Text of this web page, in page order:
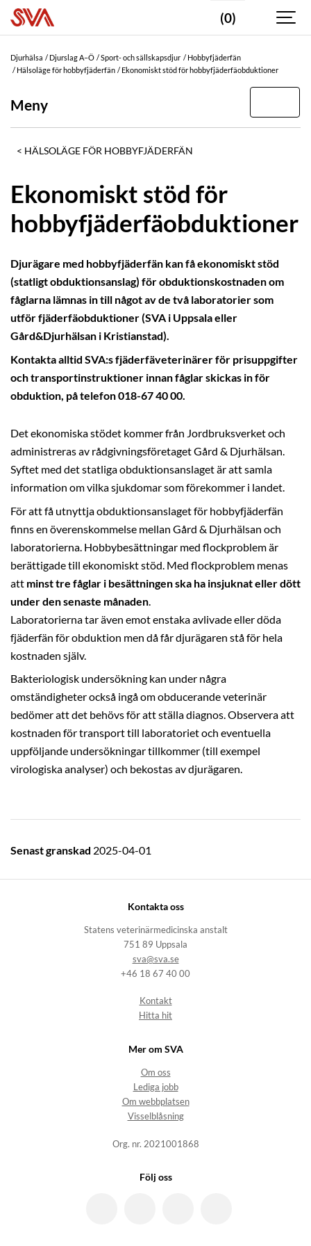
(0)
Djurhälsa Djurslag A–Ö Sport- och sällskapsdjur
Hobbyfjäderfän
Hälsoläge för hobbyfjäderfän
Ekonomiskt stöd för hobbyfjäderfäobduktioner
Meny
HÄLSOLÄGE FÖR HOBBYFJÄDERFÄN
Ekonomiskt stöd för
hobbyfjäderfäobduktioner
Djurägare med hobbyfjäderfän kan få ekonomiskt stöd
(statligt obduktionsanslag) för obduktionskostnaden om
fåglarna lämnas in till något av de två laboratorier som
utför fjäderfäobduktioner (SVA i Uppsala eller
Gård&Djurhälsan i Kristianstad).
Kontakta alltid SVA:s fjäderfäveterinärer för prisuppgifter
och transportinstruktioner innan fåglar skickas in för
obduktion, på telefon 018-67 40 00.
Det ekonomiska stödet kommer från Jordbruksverket och
administreras av rådgivningsföretaget Gård & Djurhälsan.
Syftet med det statliga obduktionsanslaget är att samla
information om vilka sjukdomar som förekommer i landet.
För att få utnyttja obduktionsanslaget för hobbyfjäderfän
finns en överenskommelse mellan Gård & Djurhälsan och
laboratorierna. Hobbybesättningar med flockproblem är
berättigade till ekonomiskt stöd. Med flockproblem menas
att minst tre fåglar i besättningen ska ha insjuknat eller dött
under den senaste månaden.
Laboratorierna tar även emot enstaka avlivade eller döda
fjäderfän för obduktion men då får djurägaren stå för hela
kostnaden själv.
Bakteriologisk undersökning kan under några
omständigheter också ingå om obducerande veterinär
bedömer att det behövs för att ställa diagnos. Observera att
kostnaden för transport till laboratoriet och eventuella
uppföljande undersökningar tillkommer (till exempel
virologiska analyser) och bekostas av djurägaren.
Senast granskad 2025-04-01
Kontakta oss
Statens veterinärmedicinska anstalt
751 89 Uppsala
sva@sva.se
+46 18 67 40 00
Kontakt
Hitta hit
Mer om SVA
Om oss
Lediga jobb
Om webbplatsen
Visselblåsning
Org. nr. 2021001868
Följ oss